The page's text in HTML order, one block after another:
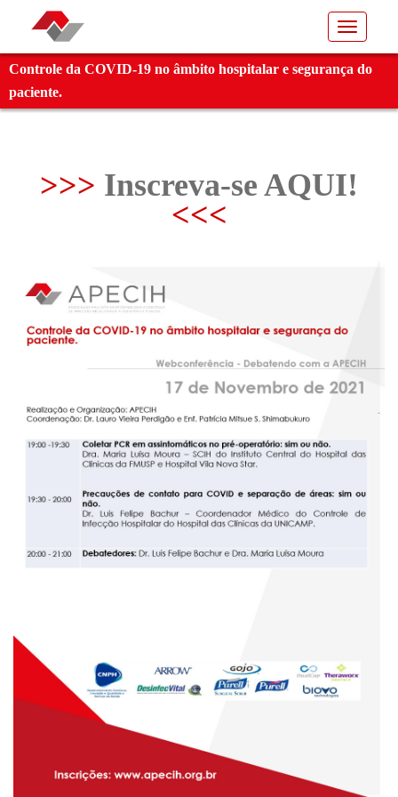
Toggle
Controle da COVID-19 no âmbito hospitalar e segurança do
paciente.
>>> Inscreva-se AQUI!
<<<